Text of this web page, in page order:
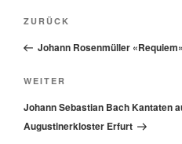
Beitragsnavigation
Vorheriger
Beitrag
ZURÜCK
Johann Rosenmüller
Nächster
Beitrag
WEITER
Johann Sebastian Bach Kantaten
Augustinerkloster Erfurt